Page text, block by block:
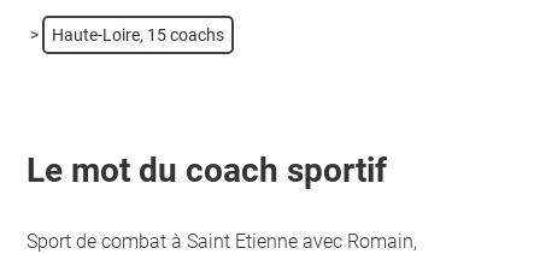
> Haute-Loire, 15 coachs
Le mot du coach sportif
Sport de combat à Saint Etienne avec Romain,